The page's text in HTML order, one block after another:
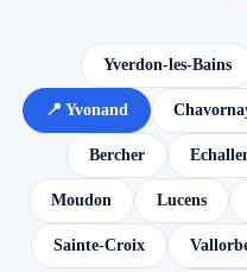
Yverdon-les-Bains
📍 Yvonand
Bercher
Moudon Lucens
Sainte-Croix